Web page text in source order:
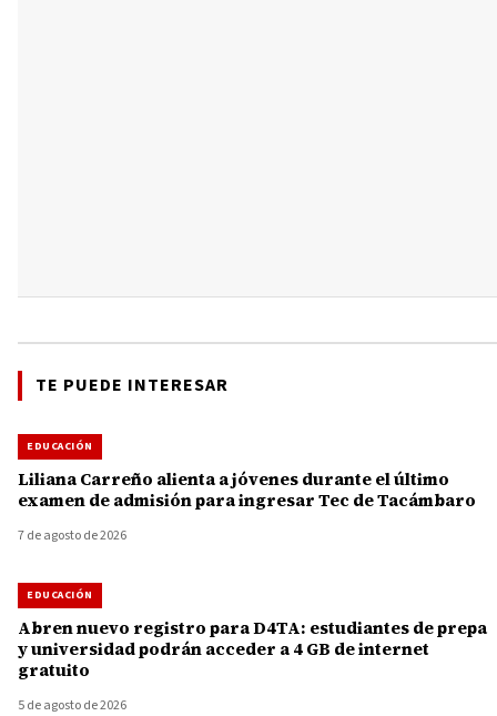
TE PUEDE INTERESAR
EDUCACIÓN
Liliana Carreño alienta a jóvenes durante el último
examen de admisión para ingresar Tec de Tacámbaro
7 de agosto de 2026
EDUCACIÓN
Abren nuevo registro para D4TA: estudiantes de prepa
y universidad podrán acceder a 4 GB de internet
gratuito
5 de agosto de 2026